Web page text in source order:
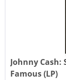
Johnny Cash:
Famous (LP)